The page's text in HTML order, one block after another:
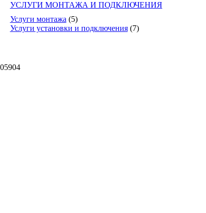
УСЛУГИ МОНТАЖА И ПОДКЛЮЧЕНИЯ
Услуги монтажа (5)
Услуги установки и подключения (7)